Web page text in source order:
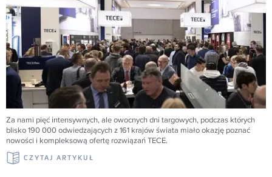
Za nami pięć intensywnych, ale owocnych dni targowych, podczas których
blisko 190 000 odwiedzających z 161 krajów świata miało okazję poznać
nowości i kompleksową ofertę rozwiązańTECE.
CZYTAJ ARTYKUŁ